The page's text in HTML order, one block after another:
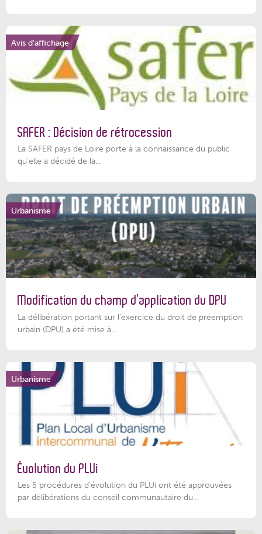
Avis d'affichage
SAFER : Décision de rétrocession
La SAFER pays de Loire porte à la connaissance du public
qu’elle a décidé de la...
Urbanisme
Modification du champ d’application du DPU
La délibération portant sur l’exercice du droit de préemption
urbain (DPU) a été mise à...
Urbanisme
Évolution du PLUi
Les 5 procédures d’évolution du PLUi ont été approuvées
par délibérations du conseil communautaire du...